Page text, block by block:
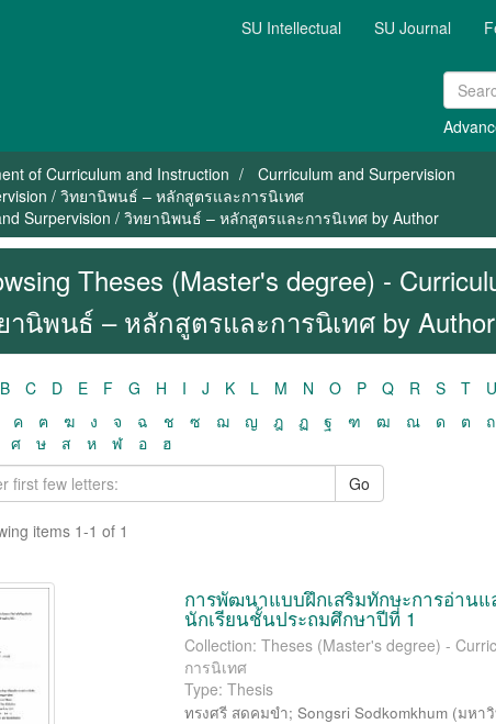
SU Intellectual SU Journal
of Curriculum and Instruction
Curriculum and Surpervision
/ วิทยานิพนธ์ – หลักสูตรและการนิเทศ
Surpervision / วิทยานิพนธ์ – หลักสูตรและการนิเทศ by Author
Theses (Master's degree) -
านิพนธ์ – หลักสูตรและการนิเทศ by
B C D E F G H I J K L M N O P Q R S T U
ค ฅ ฆ ง จ ฉ ช ซ ฌ ญ ฎ ฏ ฐ ฑ ฒ ณ ด ต ถ
ศ ษ ส ห ฬ อ
ฮ
Go
items 1-1 of 1
การพัฒนาแบบฝึกเสริมทักษะการอ่าน
นักเรียนชั้นประถมศึกษาปีที่ 1
Collection: Theses (Master's degree) -
การนิเทศ
Type: Thesis
ทรงศรี สดคมขำ;Songsri Sodkomkhum (มหา